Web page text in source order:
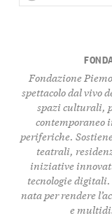
Fondazione
spettacolo dal vivo
spazi culturali,
contemporaneo
periferiche.
teatrali,
iniziative
tecnologie
nata per rendere
e